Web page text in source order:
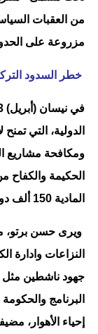
مزروعة على
خطر السدود
الدولية، التي
ومكافحة مشاريع
الحكيمة والكفاح
المادية 150 ألف دولار.
ويرى حسن برتو،
النزاعات وادارة
جهود ناشطين مثل
البرنامج
إحياء الأهوار،